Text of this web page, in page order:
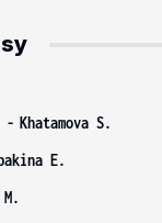
- Khatamova S.
E.